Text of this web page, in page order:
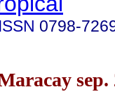
ISSN 0798-
sep.